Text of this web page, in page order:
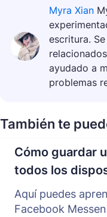
Myra Xian
escritura.
ayudado a
problemas
También te
Cómo guardar
todos los
Aquí puedes
Facebook